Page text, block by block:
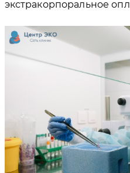
экстракорпоральное